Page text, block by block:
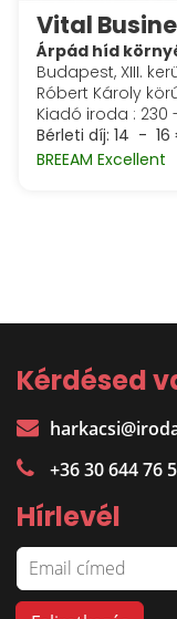
Vital
Árpád híd
Budapest, XIII.
Róbert Károly
Kiadó iroda : 230
Bérleti díj: 14 -
BREEAM Excellent
Kérdésed
+36 30 644 76
Hírlevél